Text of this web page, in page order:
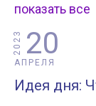
показать все
20
АПРЕЛЯ
2023
Идея дня: